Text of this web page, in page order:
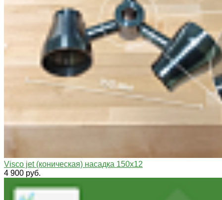
Visco jet (коническая) насадка 150х12
4 900 руб.